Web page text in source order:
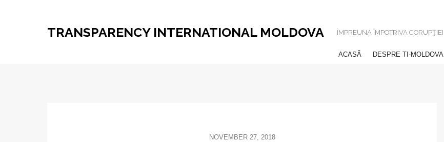
TRANSPARENCY INTERNATIONAL MOLDOVA ÎMPREUNA ÎMPOTRIVA CORUPŢIEI
ACASĂ DESPRE TI-MOLDOVA
NOVEMBER 27, 2018